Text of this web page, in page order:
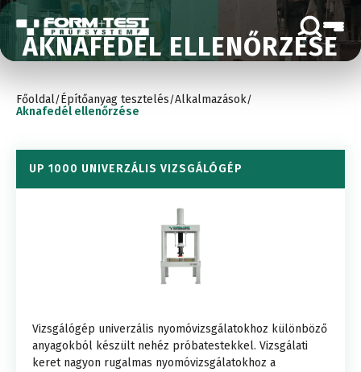
AKNAFEDÉL ELLENŐRZÉSE
Főoldal/Építőanyag tesztelés /Alkalmazások/
Aknafedél ellenőrzése
UP 1000 UNIVERZÁLIS VIZSGÁLÓGÉP
Vizsgálógép univerzális nyomóvizsgálatokhoz különböző
anyagokból készült nehéz próbatestekkel. Vizsgálati
keret nagyon rugalmas nyomóvizsgálatokhoz a